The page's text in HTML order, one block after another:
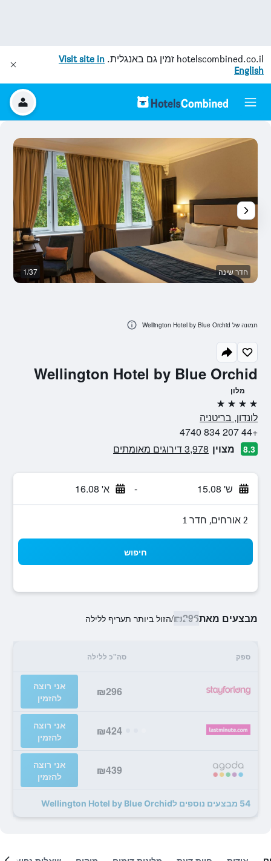
hotelscombined.co.il זמין גם באנגלית. Visit site in
English
Wellington Hotel by Blue Orchid
מלון
4 כוכבים
לונדון, בריטניה
+44 207 834 4740
8.3 מצוין 3,978 דירוגים מאומתים
ש' 15.08 - א' 16.08
2 אורחים, חדר 1
חיפוש
מבצעים מאת₪296
/הזול ביותר תעריף ללילה
ספק סה"כ ללילה
₪296
אני רוצה
להזמין
₪424
אני רוצה
להזמין
₪439
אני רוצה
להזמין
54 מבצעים נוספים לWellington Hotel by Blue Orchid
חדר שינה 1/37
תמונה של Wellington Hotel by Blue Orchid